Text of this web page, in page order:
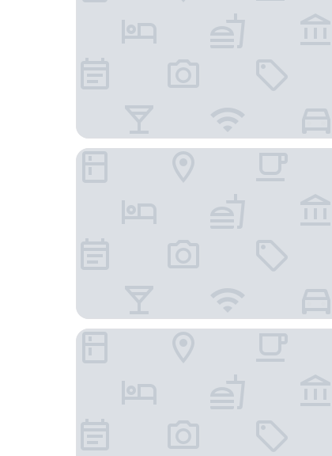
Kayegi Hotel
Richy Hotels and Safaris